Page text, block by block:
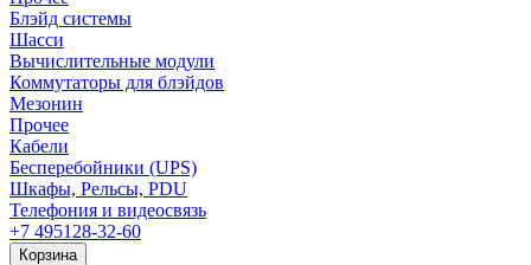
Блэйд системы
Шасси
Вычислительные модули
Коммутаторы для блэйдов
Мезонин
Прочее
Кабели
Бесперебойники (UPS)
Шкафы, Рельсы, PDU
Телефония и видеосвязь
+7 495128-32-60
Корзина